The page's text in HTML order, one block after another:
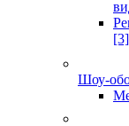
[3]
Шоу-